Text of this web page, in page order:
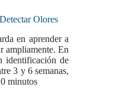
Olores
en aprender a
ampliamente. En
identificación de
3 y 6 semanas,
minutos